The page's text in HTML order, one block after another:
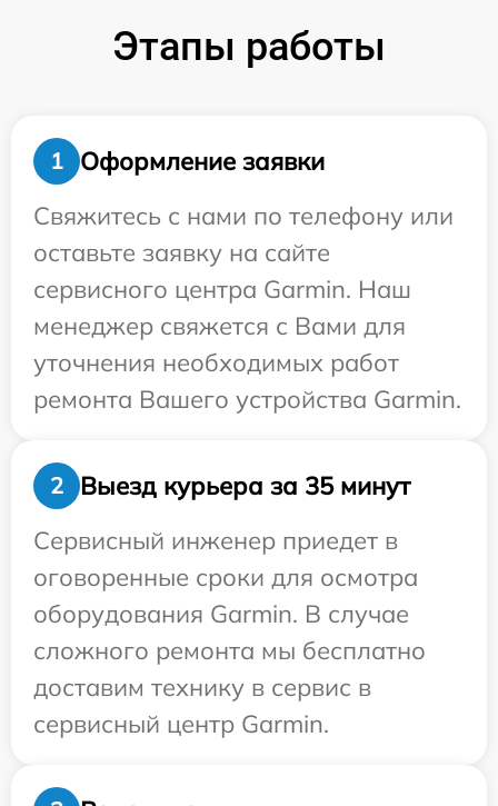
Этапы работы
1
Оформление заявки
Свяжитесь с нами по телефону или
оставьте заявку на сайте
сервисного центра Garmin. Наш
менеджер свяжется с Вами для
уточнения необходимых работ
ремонта Вашего устройства Garmin.
2
Выезд курьера за 35 минут
Сервисный инженер приедет в
оговоренные сроки для осмотра
оборудования Garmin. В случае
сложного ремонта мы бесплатно
доставим технику в сервис в
сервисный центр Garmin.